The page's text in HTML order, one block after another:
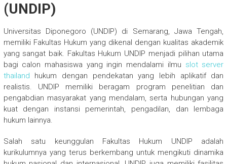
(UNDIP)
Universitas Diponegoro (UNDIP) di Semarang, Jawa Tengah,
memiliki Fakultas Hukum yang dikenal dengan kualitas akademik
yang sangat baik. Fakultas Hukum UNDIP menjadi pilihan utama
bagi calon mahasiswa yang ingin mendalami ilmu slot server
thailand hukum dengan pendekatan yang lebih aplikatif dan
realistis. UNDIP memiliki beragam program penelitian dan
pengabdian masyarakat yang mendalam, serta hubungan yang
kuat dengan instansi pemerintah, pengadilan, dan lembaga
hukum lainnya.
Salah satu keunggulan Fakultas Hukum UNDIP adalah
kurikulumnya yang terus berkembang untuk mengikuti dinamika